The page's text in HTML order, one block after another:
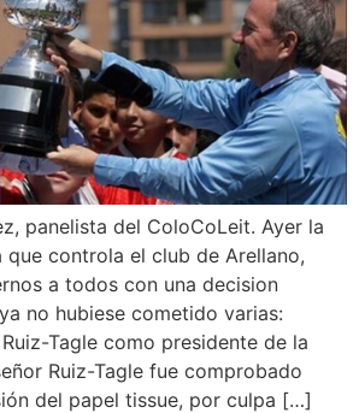
panelista del ColoCoLeit. Ayer la
que controla el club de Arellano,
a todos con una decision
no hubiese cometido varias:
Tagle como presidente de la
Ruiz-Tagle fue comprobado
del papel tissue, por culpa […]